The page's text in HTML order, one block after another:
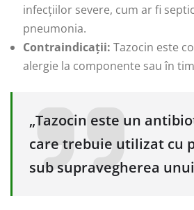
infecțiilor severe, cum ar fi
pneumonia.
Contraindicații: Tazocin este
alergie la componente sau în
„Tazocin este un
care trebuie utilizat cu
sub supravegherea